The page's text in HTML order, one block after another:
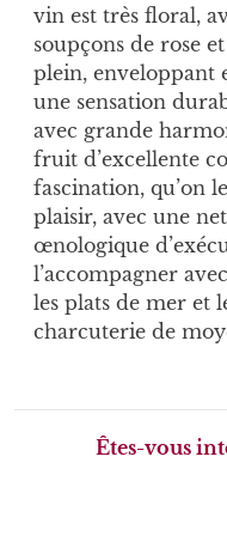
vin est très floral,
soupçons de rose
plein, enveloppant
une sensation
avec grande
fruit d’excellente
fascination, qu’on
plaisir, avec une
œnologique
l’accompagner
les plats de mer et
charcuterie de
Êtes-vous